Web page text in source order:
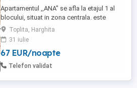
Apartamentul ,,ANA" se afla la etajul 1 al
blocului, situat in zona centrala. este
compus din 2 dormitoare decomandate si
o bucătărie complet utilata, un balcon
unde este amenajat un loc pentru fumat.
Pentru detalii suplimentare si inchiriere
relatii la telefon
Toplita, Harghita
31 iulie
67 EUR/noapte
Telefon validat